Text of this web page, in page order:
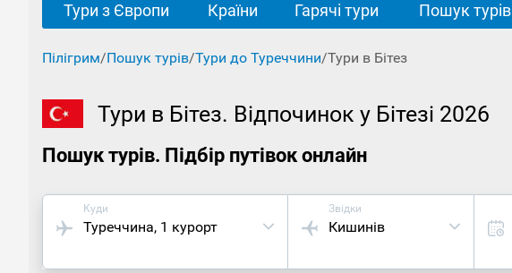
Тури з Європи Країни Гарячі тури Пошук турів
Пілігрим/Пошук турів/Тури до Туреччини/Тури в Бітез
Тури в Бітез. Відпочинок у Бітезі 2026
Пошук турів. Підбір путівок онлайн
Куди
Туреччина, 1 курорт
Звідки
Кишинів